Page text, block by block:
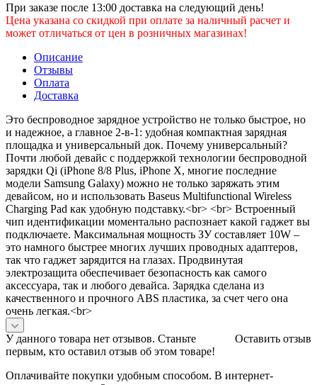
При заказе после 13:00 доставка на следующий день!
Цена указана со скидкой при оплате за наличный расчет и
может отличаться от цен в розничных магазинах!
Описание
Отзывы
Оплата
Доставка
Это беспроводное зарядное устройство не только быстрое, но
и надежное, а главное 2-в-1: удобная компактная зарядная
площадка и универсальный док. Почему универсальный?
Почти любой девайс с поддержкой технологии беспроводной
зарядки Qi (iPhone 8/8 Plus, iPhone X, многие последние
модели Samsung Galaxy) можно не только заряжать этим
девайсом, но и использовать Baseus Multifunctional Wireless
Charging Pad как удобную подставку.<br> <br> Встроенный
чип идентификации моментально распознает какой гаджет вы
подключаете. Максимальная мощность ЗУ составляет 10W –
это намного быстрее многих лучших проводных адаптеров,
так что гаджет зарядится на глазах. Продвинутая
электрозащита обеспечивает безопасность как самого
аксессуара, так и любого девайса. Зарядка сделана из
качественного и прочного ABS пластика, за счет чего она
очень легкая.<br>
Оставить отзыв
У данного товара нет отзывов. Станьте
первым, кто оставил отзыв об этом товаре!
Оплачивайте покупки удобным способом. В интернет-